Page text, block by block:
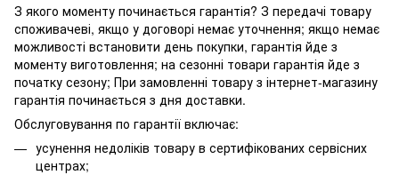
З якого моменту починається гарантія? З передачі товару
споживачеві, якщо у договорі немає уточнення; якщо немає
можливості встановити день покупки, гарантія йде з
моменту виготовлення; на сезонні товари гарантія йде з
початку сезону; При замовленні товару з інтернет-магазину
гарантія починається з дня доставки.
Обслуговування по гарантії включає:
усунення недоліків товару в сертифікованих сервісних
центрах;